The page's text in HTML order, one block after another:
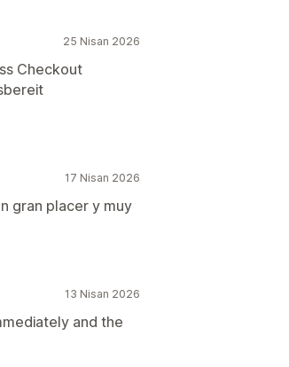
25 Nisan 2026
Checkout
17 Nisan 2026
gran placer y muy
13 Nisan 2026
and the